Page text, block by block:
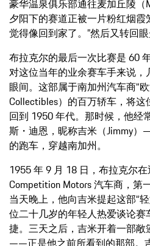
豪华温泉俱乐部通往麦加丘陵（
夕阳下的赛道正被一片粉红烟霞
觉得像回到家了。”然后又转回眼
布拉克尔的最后一次比赛是 60
对这位当年的业余赛车手来说
眼间。这部属于南加州汽车商“
Collectibles）的百万轿车，将
回到 1950 年代。那时候，他
斯・迪恩，昵称吉米（Jimmy
的跑车，穿越南加州。
1955 年 9 月 18 日，布拉克尔
Competition Motors 汽车商，第
当天晚上，他向吉米提起这部“
位二十几岁的年轻人热爱谈论
捷。三天之后，吉米开着一部
——正是他之前所看到的那部。